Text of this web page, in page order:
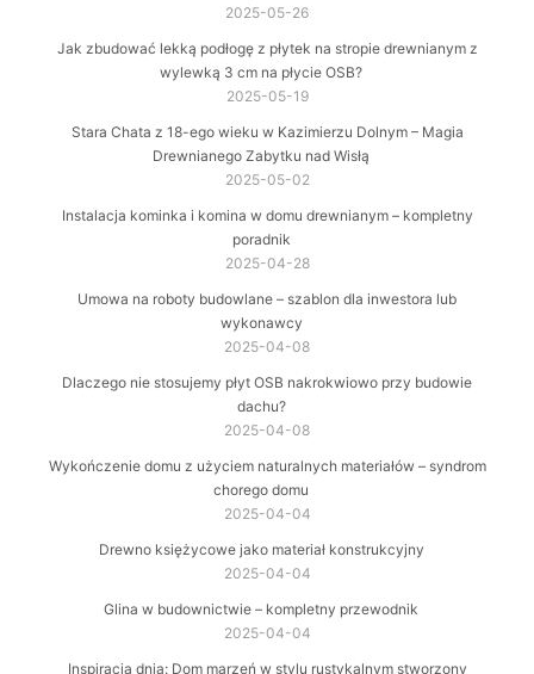
2025-05-26
Jak zbudować lekką podłogę z płytek na stropie drewnianym z
wylewką 3 cm na płycie OSB?
2025-05-19
Stara Chata z 18-ego wieku w Kazimierzu Dolnym – Magia
Drewnianego Zabytku nad Wisłą
2025-05-02
Instalacja kominka i komina w domu drewnianym – kompletny
poradnik
2025-04-28
Umowa na roboty budowlane – szablon dla inwestora lub
wykonawcy
2025-04-08
Dlaczego nie stosujemy płyt OSB nakrokwiowo przy budowie
dachu?
2025-04-08
Wykończenie domu z użyciem naturalnych materiałów – syndrom
chorego domu
2025-04-04
Drewno księżycowe jako materiał konstrukcyjny
2025-04-04
Glina w budownictwie – kompletny przewodnik
2025-04-04
Inspiracja dnia: Dom marzeń w stylu rustykalnym stworzony